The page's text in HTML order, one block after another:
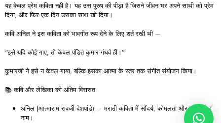
यह केवल प्रेम कविता नहीं है। यह उस पुरुष की पीड़ा है जिसने जीवन भर अपने साथी को प्रेम
दिया, और फिर एक दिन उसका साथ खो दिया।
कवि अनिल ने इस कविता को भावगीत रूप देने के लिए शर्त रखी थी —
“इसेयदिकोईगाए,तोकेवलपंडितकुमारगंधर्वही।”
कुमारजी ने इसे न केवल गाया, बल्कि इसका आत्मा के स्तर तक संगीत संयोजन किया।
📚कविऔरलेखिकाकी अंतिमविरासत
अनिल (आत्मारामरावजीदेशपांडे) — मराठी कविता में सौंदर्य, कोमलता और गहराई का
नाम।